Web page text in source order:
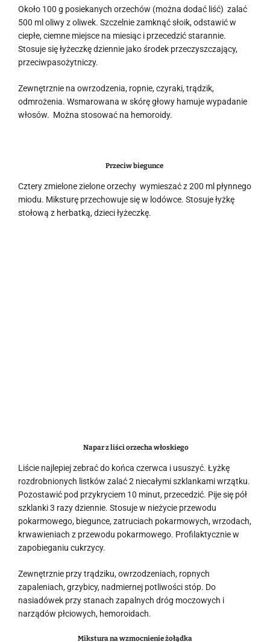
Około 100 g posiekanych orzechów (można dodać liść) zalać
500 ml oliwy z oliwek. Szczelnie zamknąć słoik, odstawić w
ciepłe, ciemne miejsce na miesiąc i przecedzić starannie.
Stosuje się łyżeczkę dziennie jako środek przeczyszczający,
przeciwpasożytniczy.
Zewnętrznie na owrzodzenia, ropnie, czyraki, trądzik,
odmrożenia. Wsmarowana w skórę głowy hamuje wypadanie
włosów. Można stosować na hemoroidy.
Przeciw biegunce
Cztery zmielone zielone orzechy wymieszać z 200 ml płynnego
miodu. Miksturę przechowuje się w lodówce. Stosuje łyżkę
stołową z herbatką, dzieci łyżeczkę.
Napar z liści orzecha włoskiego
Liście najlepiej zebrać do końca czerwca i ususzyć. Łyżkę
rozdrobnionych listków zalać 2 niecałymi szklankami wrzątku.
Pozostawić pod przykryciem 10 minut, przecedzić. Pije się pół
szklanki 3 razy dziennie. Stosuje w nieżycie przewodu
pokarmowego, biegunce, zatruciach pokarmowych, wrzodach,
krwawieniach z przewodu pokarmowego. Profilaktycznie w
zapobieganiu cukrzycy.
Zewnętrznie przy trądziku, owrzodzeniach, ropnych
zapaleniach, grzybicy, nadmiernej potliwości stóp. Do
nasiadówek przy stanach zapalnych dróg moczowych i
narządów płciowych, hemoroidach.
Mikstura na wzmocnienie żołądka